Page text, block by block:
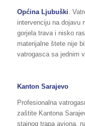
Općina Ljubuški .
intervenciju na dojavu
gorjela trava i nisko
materijalne štete nije
vatrogasca sa jednim
Kanton Sarajevo
Profesionalna
zaštite Kantona
stajnog trapa aviona,